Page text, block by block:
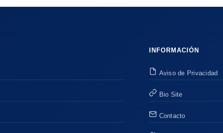
INFORMACIÓN
Aviso de Privacidad
Bio Site
Contacto